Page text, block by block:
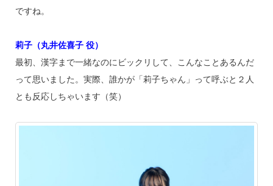
ですね。
莉子（丸井佐喜子 役）
最初、漢字まで一緒なのにビックリして、こんなことあるんだ
って思いました。実際、誰かが「莉子ちゃん」って呼ぶと２人
とも反応しちゃいます（笑）